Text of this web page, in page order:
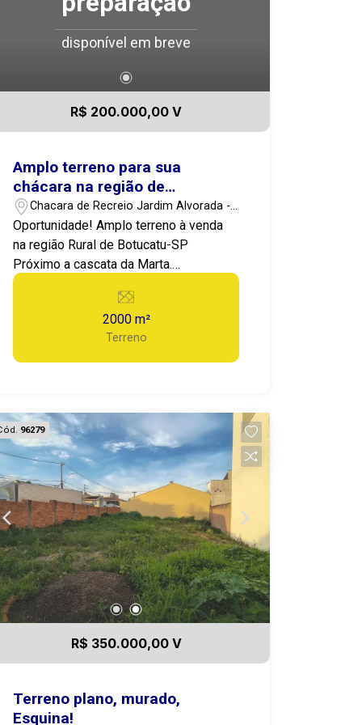
implantação de chalés AIRBNB
Ambiente. Aceita financiamento,
Isabele (14)981250336
disponível em breve
R$ 200.000,00 V
Amplo terreno para sua
chácara na região de
Botucatu-SP
Chacara de Recreio Jardim Alvorada -
Botucatu/SP
Oportunidade! Amplo terreno à venda
na região Rural de Botucatu-SP
Próximo a cascata da Marta.
Localização: Chácara de Recreio Jardim
total: 2000m² sendo 16 de frente
Apresentamos este Excelente terreno
Uma região Rural, tranquila, perfeita
para quem busca conforto e qualidade
de vida! O terreno tem boa topografia,
ideal para vc fazer sua chácara para
lazer ou moradia! A poucos minutos da
regiao central de Botucatu-SP. Entre em
contato agora mesmo e agende sua
visita! 14 99721-9484
2000 m²
Terreno
96279
R$ 350.000,00 V
Terreno plano, murado,
Esquina!